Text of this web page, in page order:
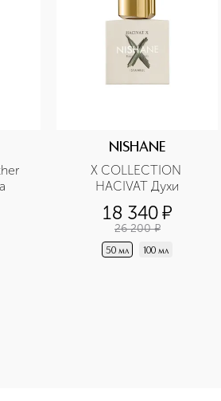
NISHANE
X COLLECTION
HACIVAT Духи
18 340¤
26 200 ¤
50 мл 100 мл